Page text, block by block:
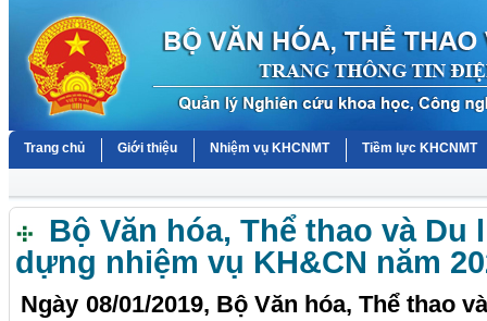
Trang chủ Giới thiệu Nhiệm vụ KHCNMT Tiềm lực KHCNMT
Bộ Văn hóa, Thể thao và Du
dựng nhiệm vụ KH&CN năm
Ngày 08/01/2019, Bộ Văn hóa, Thể thao